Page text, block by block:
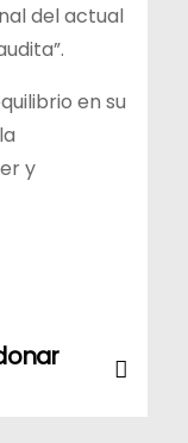
del actual
en su
y